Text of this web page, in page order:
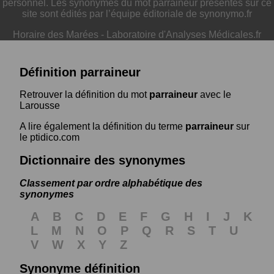
personnel. Les synonymes du mot parraineur présentés sur ce
site sont édités par l’équipe éditoriale de synonymo.fr
Horaire des Marées - Laboratoire d'Analyses Médicales.fr
Définition parraineur
Retrouver la définition du mot parraineur avec le
Larousse
A lire également la définition du terme parraineur sur
le ptidico.com
Dictionnaire des synonymes
Classement par ordre alphabétique des
synonymes
A B C D E F G H I J
K
L
M N O P Q R S T
U
V
W X Y
Z
Synonyme définition